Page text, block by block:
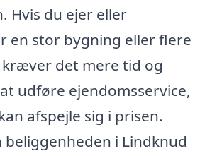
Hvis du ejer eller
en stor bygning eller flere
det mere tid og
udføre ejendomsservice,
afspejle sig i prisen.
beliggenheden i Lindknud